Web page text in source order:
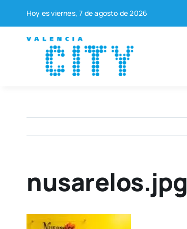
contenido
Hoy es vier­nes, 7 de agos­to de 2026
nusarelos.jpg